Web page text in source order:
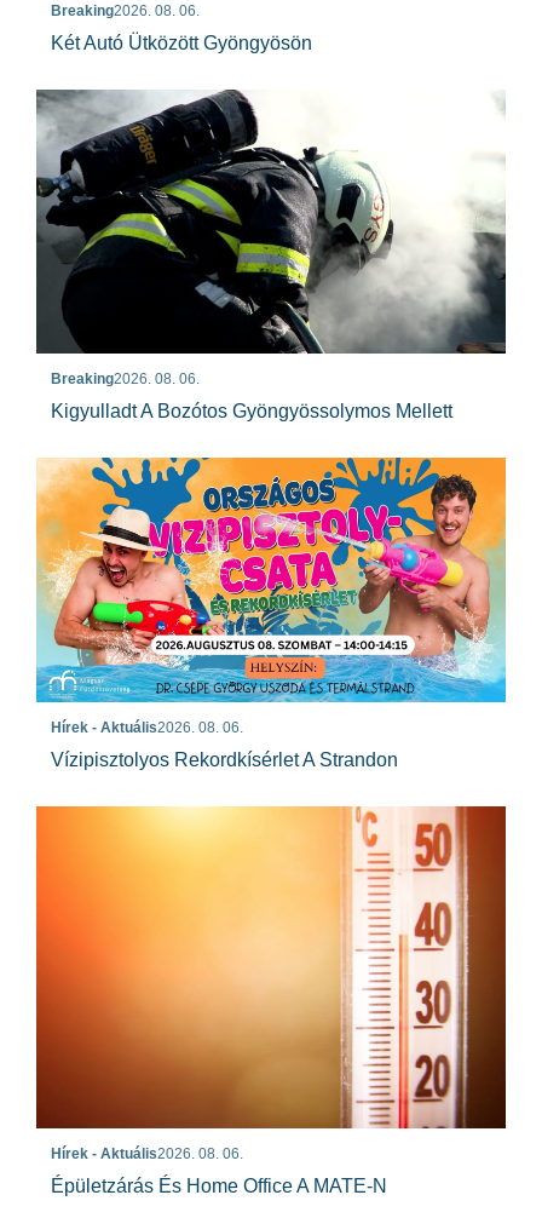
Breaking2026. 08. 06.
Két Autó Ütközött Gyöngyösön
Breaking2026. 08. 06.
Kigyulladt A Bozótos Gyöngyössolymos Mellett
Hírek - Aktuális2026. 08. 06.
Vízipisztolyos Rekordkísérlet A Strandon
Hírek - Aktuális2026. 08. 06.
Épületzárás És Home Office A MATE-N